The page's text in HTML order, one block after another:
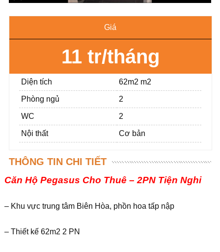
Giá
11 tr/tháng
Diện tích 62m2 m2
Phòng ngủ 2
WC 2
Nội thất Cơ bản
THÔNG TIN CHI TIẾT
Căn Hộ Pegasus Cho Thuê – 2PN Tiện Nghi
– Khu vực trung tâm Biên Hòa, phồn hoa tấp nập
– Thiết kế 62m2 2 PN